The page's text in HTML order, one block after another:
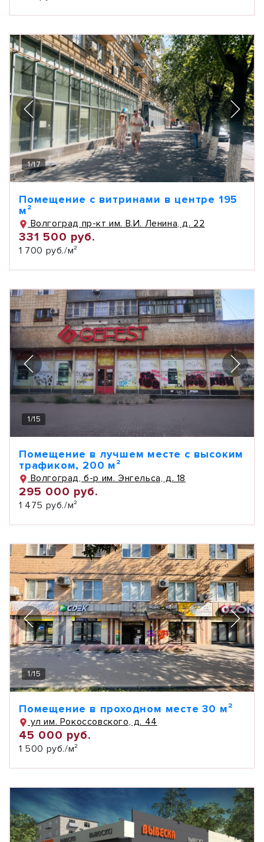
1/17
Помещение с витринами в центре 195
м²
Волгоград пр-кт им. В.И. Ленина, д. 22
331 500 руб.
1 700 руб./м²
1/15
Помещение в лучшем месте с высоким
трафиком, 200 м²
Волгоград, б-р им. Энгельса, д. 18
295 000 руб.
1 475 руб./м²
1/15
Помещение в проходном месте 30 м²
ул им. Рокоссовского, д. 44
45 000 руб.
1 500 руб./м²